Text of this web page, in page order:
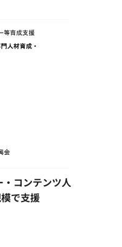
コンテンツ人
で支援